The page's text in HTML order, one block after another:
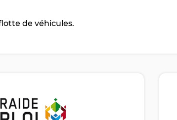
de véhicules.